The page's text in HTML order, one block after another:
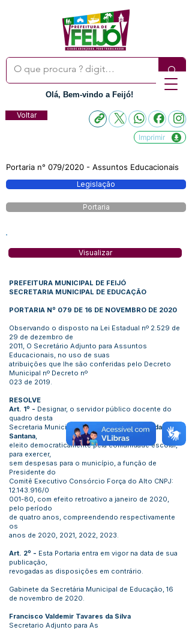
Olá, Bem-vindo a Feijó!
Voltar
Imprimir
Portaria n° 079/2020 - Assuntos Educacionais
Legislação
Portaria
Visualizar
PREFEITURA MUNICIPAL DE FEIJÓ
SECRETARIA MUNICIPAL DE EDUCAÇÃO
PORTARIA Nº 079 DE 16 DE NOVEMBRO DE 2020
Observando o disposto na Lei Estadual nº 2.529 de
29 de dezembro de
2011, O Secretário Adjunto para Assuntos
Educacionais, no uso de suas
atribuições que lhe são conferidas pelo Decreto
Municipal nº Decreto nº
023 de 2019.
RESOLVE
Art. 1º - Designar, o servidor público docente do
quadro desta
Secretaria Municipal de Educação,Adailton da Silva
Santana,
eleito democraticamente pela comunidade escolar,
para exercer,
sem despesas para o município, a função de
Presidente do
Comitê Executivo Consórcio Força do Alto CNPJ:
12.143.916/0
001-80, com efeito retroativo a janeiro de 2020,
pelo período
de quatro anos, compreendendo respectivamente
os
anos de 2020, 2021, 2022, 2023.
Art. 2º - Esta Portaria entra em vigor na data de sua
publicação,
revogadas as disposições em contrário.
Gabinete da Secretária Municipal de Educação, 16
de novembro de 2020.
Francisco Valdemir Tavares da Silva
Secretario Adjunto para As